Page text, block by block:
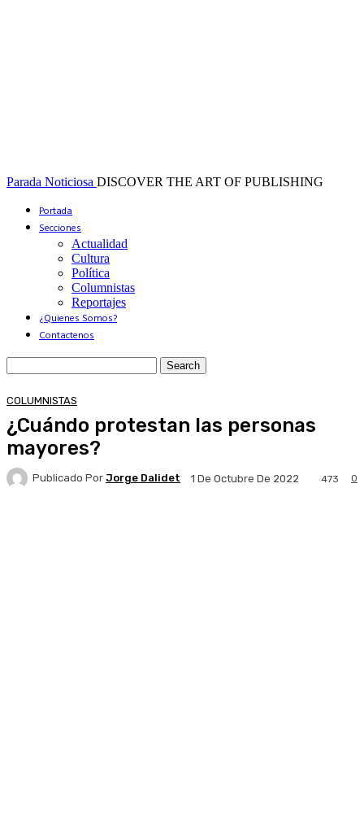
Parada Noticiosa DISCOVER THE ART OF PUBLISHING
Portada
Secciones
Actualidad
Cultura
Política
Columnistas
Reportajes
¿Quienes Somos?
Contactenos
COLUMNISTAS
¿Cuándo protestan las personas
mayores?
Publicado Por Jorge Dalidet 1 De Octubre De 2022 0
473